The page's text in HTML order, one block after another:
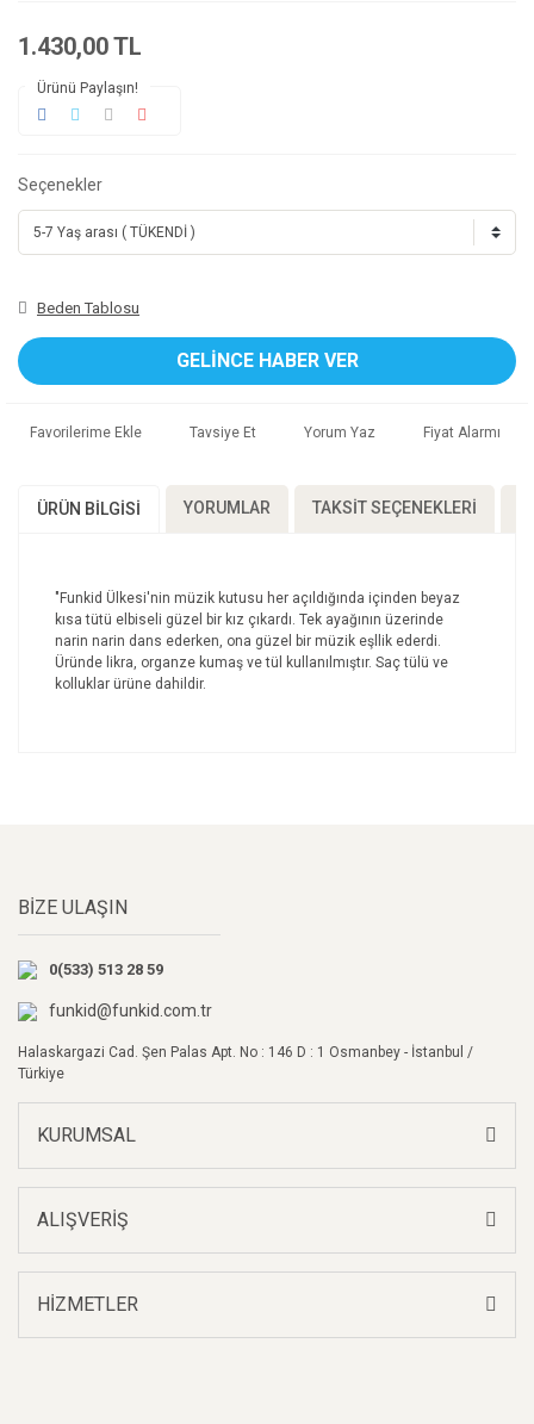
1.430,00 TL
Ürünü Paylaşın!
Seçenekler
Beden Tablosu
GELİNCE HABER VER
Tavsiye Et Yorum Yaz Fiyat Alarmı
ÜRÜN BILGISI YORUMLAR TAKSIT SEÇENEKLERI
"Funkid Ülkesi'nin müzik kutusu her açıldığında içinden beyaz
kısa tütü elbiseli güzel bir kız çıkardı. Tek ayağının üzerinde
narin narin dans ederken, ona güzel bir müzik eşllik ederdi.
Üründe likra, organze kumaş ve tül kullanılmıştır. Saç tülü ve
kolluklar ürüne dahildir.
Ürün açıklamasında eksik bilgiler bulunuyor.
Ürün bilgilerinde hatalar bulunuyor.
Ürün fiyatı diğer sitelerden daha pahalı.
Bu ürüne benzer farklı alternatifler olmalı.
BİZE ULAŞIN
0(533) 513 28 59
funkid@funkid.com.tr
Halaskargazi Cad. Şen Palas Apt. No : 146 D : 1 Osmanbey - İstanbul /
Türkiye
KURUMSAL
ALIŞVERİŞ
HİZMETLER